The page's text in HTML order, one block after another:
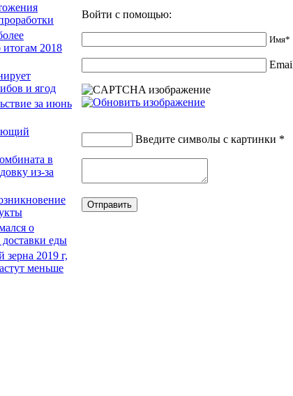
2018
и ягод
за июнь
в
из-за
о
доставки еды
2019 г,
меньше
Войти с помощью:
Имя*
Введите символы с картинки *